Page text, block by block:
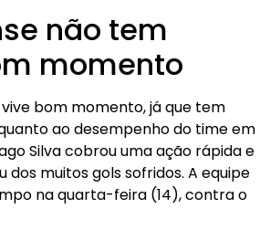
não tem
momento
bom momento, já que tem
ao desempenho do time em
Silva cobrou uma ação rápida e
muitos gols sofridos. A equipe
na quarta-feira (14), contra o